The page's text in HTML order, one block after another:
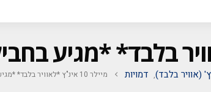
, דמויות מיילר 10 אינ"ץ *לאוויר בלבד* *מגיע בחבילה 10 יח'*